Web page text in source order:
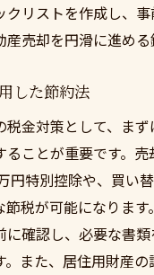
クリストを作成し、
売却を円滑に進める
した節約法
税金対策として、ま
ることが重要です。
円特別控除や、買い
節税が可能になりま
に確認し、必要な書
。また、居住用財産